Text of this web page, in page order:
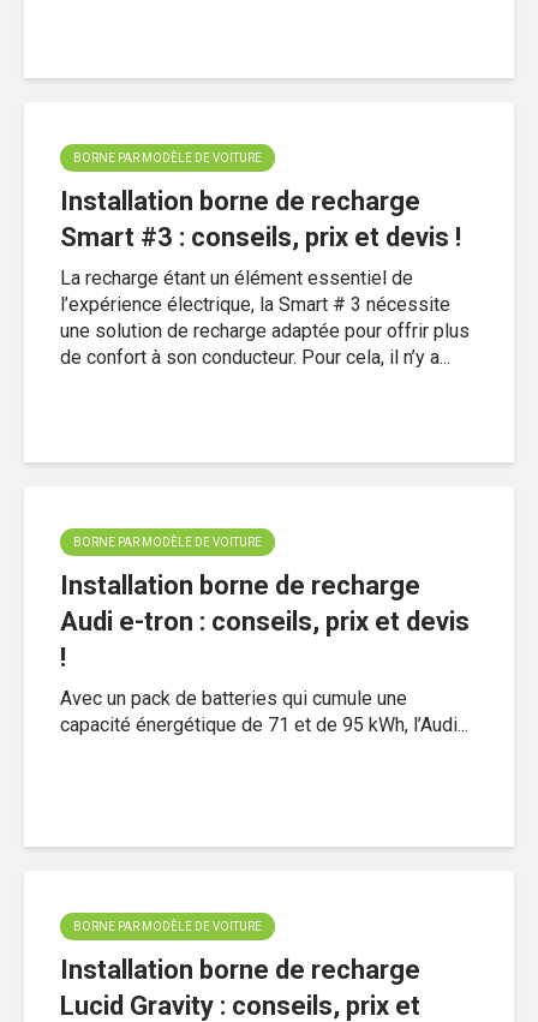
BORNE PAR MODÈLE DE VOITURE
Installation borne de recharge
Smart #3 : conseils, prix et devis !
La recharge étant un élément essentiel de
l’expérience électrique, la Smart # 3 nécessite
une solution de recharge adaptée pour offrir plus
de confort à son conducteur. Pour cela, il n’y a...
BORNE PAR MODÈLE DE VOITURE
Installation borne de recharge
Audi e-tron : conseils, prix et devis
!
Avec un pack de batteries qui cumule une
capacité énergétique de 71 et de 95 kWh, l’Audi...
BORNE PAR MODÈLE DE VOITURE
Installation borne de recharge
Lucid Gravity : conseils, prix et